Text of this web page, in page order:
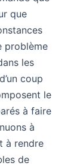
que
problème
les
coup
le
à faire
à
à rendre
de